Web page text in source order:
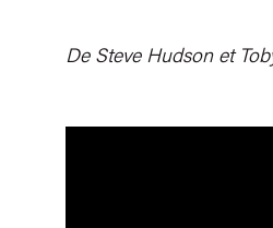
De Steve Hudson et